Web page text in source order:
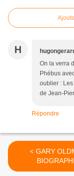
H
On la verra
Phébus
oublier :
de Jean-
Répondre
< GARY OLDMAN